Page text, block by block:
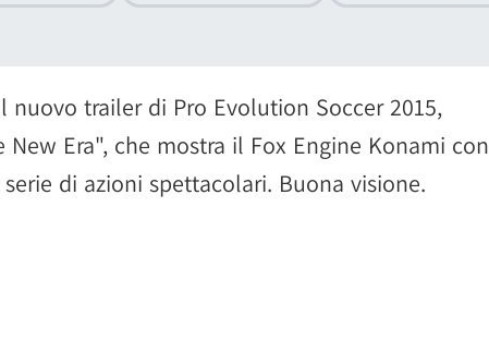
nuovo trailer di Pro Evolution Soccer 2015,
New Era", che mostra il Fox Engine Konami con
di azioni spettacolari. Buona visione.